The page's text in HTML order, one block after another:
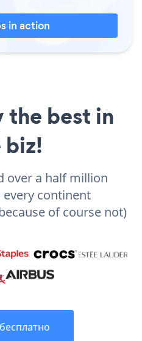
in action
the best in
over a half million
every continent
of course not)